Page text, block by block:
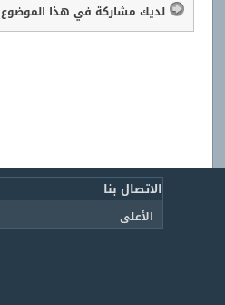
لديك مشاركة في هذا الموضوع
الاتصال بنا
الأعلى